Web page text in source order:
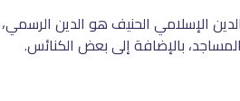
الإسلامي الحنيف هو الدين
بالإضافة إلى بعض الكنائس.